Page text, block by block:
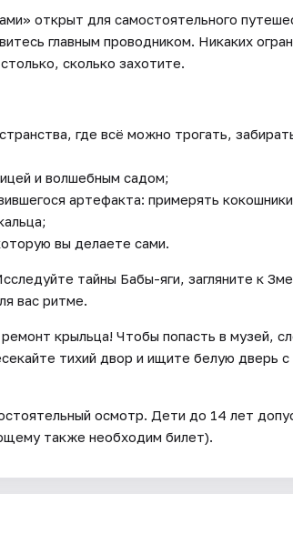
открыт для самостоятельного
главным проводником. Никаких
сколько захотите.
где всё можно трогать,
и волшебным садом;
артефакта: примерять
вы делаете сами.
тайны Бабы-яги, загляните к
вас ритме.
крыльца! Чтобы попасть в музей,
тихий двор и ищите белую дверь с
осмотр. Дети до 14 лет
также необходим билет).